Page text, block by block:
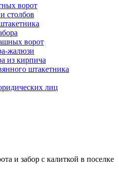
ворот
столбов
ворот
жалюзи
из кирпича
штакетника
лиц
и забор с калиткой в поселке